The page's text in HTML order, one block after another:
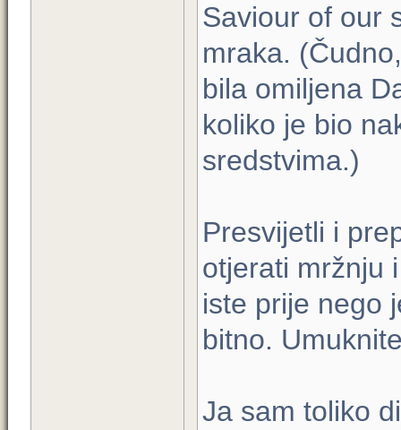
Saviour of our
mraka.
bila omiljena
koliko je bio
sredstvima.)
Presvijetli i
otjerati mržnju
iste prije nego
bitno.
Ja sam toliko